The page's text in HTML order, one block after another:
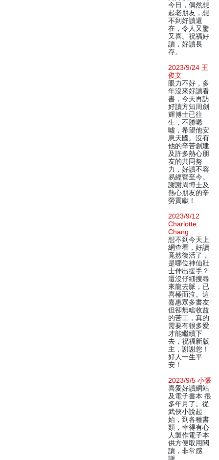
今日，偶然想
起老朋友，想
不到好讀還
在，令人又驚
又喜。祝福好
讀，好讀長
存。
2023/9/24 王
俊文
眼力不好，多
年沒來好讀看
書，今天再訪
好讀方知周劍
輝博士已往
生，不勝唏
噓，希望他安
息天國。沒有
他的辛苦創建
及許多熱心朋
友的共同努
力，好讀不容
易經營至今。
謝謝周博士及
熱心朋友的辛
勞貢獻！
2023/9/12
Charlotte
Chang
想不到今天上
網查看，好讀
竟然復活了，
是哪位神仙壯
士伸出援手？
還沒仔細搜尋
來龍去脈，已
喜極而泣。這
嘉惠眾多書友
但卻無啥收益
的苦工，真的
需要有很多愛
才能繼續下
去，祝福新版
主，謝謝您！
好人一生平
安！
2023/9/5 小張
喜愛好讀網站
及電子書本 很
多年月了。從
武俠小說起
始，到各種書
類，幸得有心
人製作電子本
供方便取用閱
讀，非常感